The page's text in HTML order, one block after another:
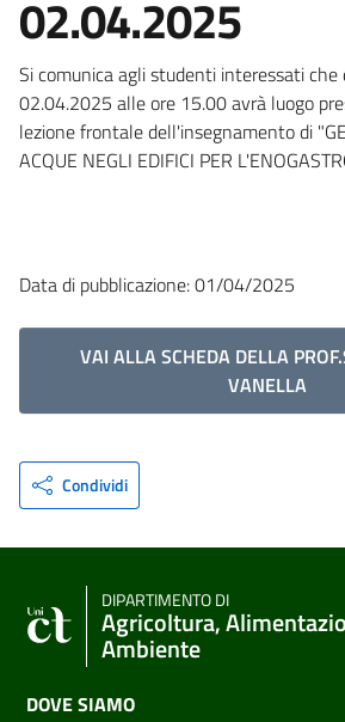
02.04.2025
Si comunica agli studenti interessati che
02.04.2025 alle ore 15.00 avrà luogo
lezione frontale dell'insegnamento di
ACQUE NEGLI EDIFICI PER
Data di pubblicazione: 01/04/2025
VAI ALLA SCHEDA DELLA
VANELLA
Condividi
DIPARTIMENTO DI
Agricoltura,
Ambiente
DOVE SIAMO